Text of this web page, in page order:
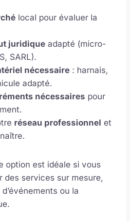
local pour évaluer la
juridique adapté (micro-
SARL).
nécessaire : harnais,
adapté.
nécessaires pour
réseau professionnel et
option est idéale si vous
des services sur mesure,
ou la